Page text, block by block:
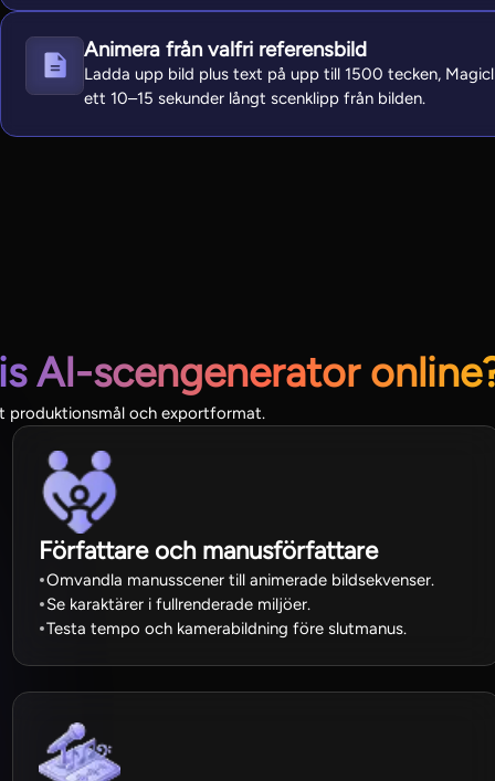
Animera från valfri referensbild
Ladda upp bild plus text på upp till 1500 tecken,
ett 10–15 sekunder långt scenklipp från bilden.
AI-scengenerator
produktionsmål och exportformat.
Författare och manusförfattare
Omvandla manusscener till animerade bildsekvenser.
Se karaktärer i fullrenderade miljöer.
Testa tempo och kamerabildning före slutmanus.